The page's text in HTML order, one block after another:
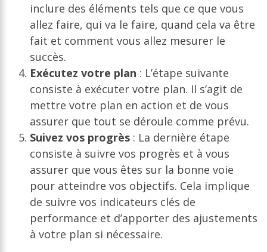
inclure des éléments tels que ce que vous
allez faire, qui va le faire, quand cela va être
fait et comment vous allez mesurer le
succès.
Exécutez votre plan : L’étape suivante
consiste à exécuter votre plan. Il s’agit de
mettre votre plan en action et de vous
assurer que tout se déroule comme prévu.
Suivez vos progrès: La dernière étape
consiste à suivre vos progrès et à vous
assurer que vous êtes sur la bonne voie
pour atteindre vos objectifs. Cela implique
de suivre vos indicateurs clés de
performance et d’apporter des ajustements
à votre plan si nécessaire.